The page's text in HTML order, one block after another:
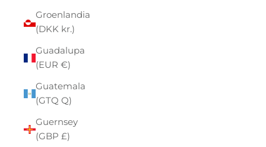
Groenlandia
(DKK kr.)
Guadalupa
(EUR €)
Guatemala
(GTQ Q)
Guernsey
(GBP £)